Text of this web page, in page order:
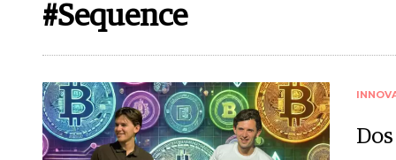
#Sequence